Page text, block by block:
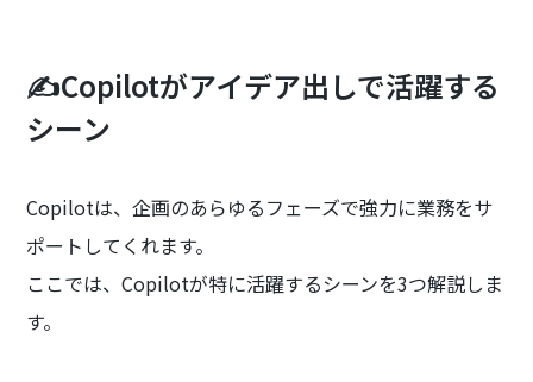
✍️Copilotがアイデア出しで活躍する
シーン
Copilotは、企画のあらゆるフェーズで強力に業務をサ
ポートしてくれます。
ここでは、Copilotが特に活躍するシーンを3つ解説しま
す。